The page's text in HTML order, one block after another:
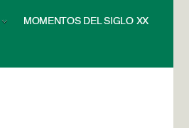
MOMENTOS DEL SIGLO XX